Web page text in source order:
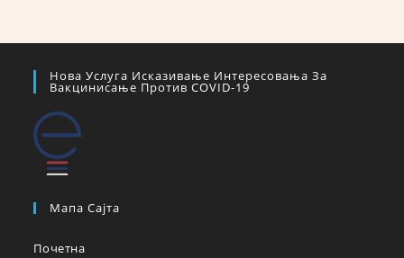
Нова Услуга Исказивање Интересовања За
Вакцинисање Против COVID-19
Мапа Сајта
Почетна